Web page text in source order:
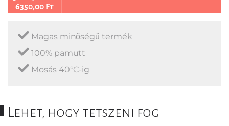
6350,00 Ft
Magas minőségű termék
100% pamutt
Mosás 40°C-ig
Lehet, hogy tetszeni fog